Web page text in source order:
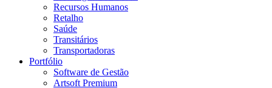
Recursos Humanos
Retalho
Saúde
Transitários
Transportadoras
Portfólio
Software de Gestão
Artsoft Premium